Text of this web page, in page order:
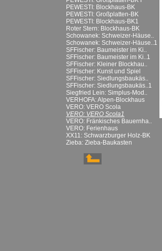
PEWESTI: Blockhaus-BK
PEWESTI: Großplatten-BK
PEWESTI: Blockhaus-BK1
Roter Stern: Blockhaus-BK
Schowanek: Schweizer-Häuse..
Schowanek: Schweizer-Häuse..1
SFFischer: Baumeister im Ki..
SFFischer: Baumeister im Ki..1
SFFischer: Kleiner Blockhau..
SFFischer: Kunst und Spiel
SFFischer: Siedlungsbaukäs..
SFFischer: Siedlungsbaukäs..1
Siegfried Lein: Simplus-Mod..
VERHOFA: Alpen-Blockhaus
VERO: VERO Scola
VERO: VERO Scola1
VERO: Fränkisches Bauernha..
VERO: Ferienhaus
XX11: Schwarzburger Holz-BK
Zieba: Zieba-Baukasten